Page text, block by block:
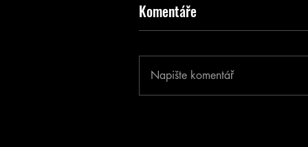
Komentáře
Napište komentář